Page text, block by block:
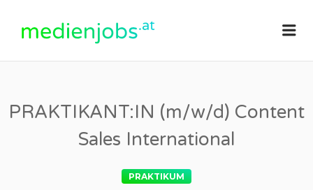
PRAKTIKANT:IN (m/w/d) Content
Sales International
PRAKTIKUM